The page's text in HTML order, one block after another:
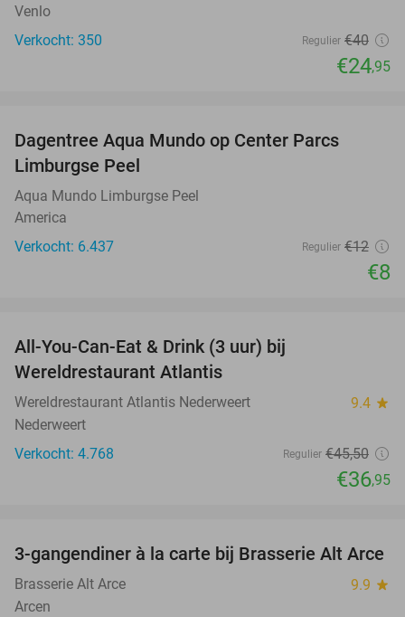
Venlo
Verkocht: 350
Regulier €40
€24,95
Dagentree Aqua Mundo op Center Parcs
Limburgse Peel
Aqua Mundo Limburgse Peel
America
Verkocht: 6.437
Regulier €12
€8
All-You-Can-Eat & Drink (3 uur) bij
Wereldrestaurant Atlantis
Wereldrestaurant Atlantis Nederweert 9.4 star
Nederweert
Verkocht: 4.768
Regulier €45,50
€36,95
25%
3-gangendiner à la carte bij Brasserie Alt Arce
Brasserie Alt Arce 9.9 star
Arcen